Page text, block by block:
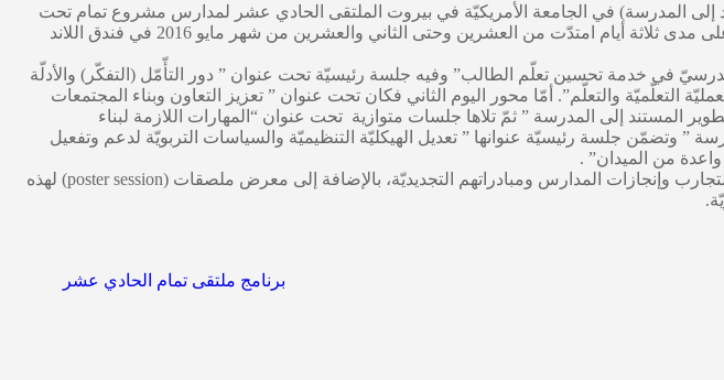
إلى المدرسة) في الجامعة الأمريكيّة في بيروت الملتقى الحادي عشر لمدارس مشروع تمام تحت
عنوان ” تمام كحركة تربوية تطويرية: نحو بناء المجتمعات المهنية التعلّمية لخدمة التعلّم والطالب ” وذلك على مدى ثلاثة أيام امتدّت من العشرين وحتى الثاني والعشرين من شهر مايو 2016 في فندق اللاند
في خدمة تحسين تعلّم الطالب” وفيه جلسة رئيسيّة تحت عنوان ” دور التأّمّل (التفكّر) والأدلّة
التعلّميّة والتعلّم”. أمّا محور اليوم الثاني فكان تحت عنوان ” تعزيز التعاون وبناء المجتمعات
المستند إلى المدرسة ” ثمّ تلاها جلسات متوازية تحت عنوان “المهارات اللازمة لبناء
” وتضمّن جلسة رئيسيّة عنوانها ” تعديل الهيكليّة التنظيميّة والسياسات التربويّة لدعم وتفعيل
واعدة من الميدان” .
تخلّل هذا الملتقى جلسات نقاش وتبادل خبرات نتج عنها تحديد سمات الطالب التماميّ. كما تمّ فيها عرض لتجارب وإنجازات المدارس ومبادراتهم التجديديّة، بالإضافة إلى معرض ملصقات (poster session) لهذه
برنامج ملتقى تمام الحادي عشر